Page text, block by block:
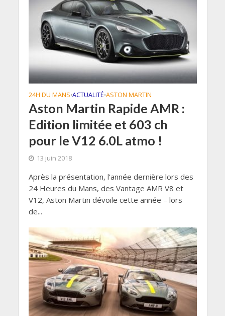
24H DU MANS•ACTUALITÉ•ASTON MARTIN
Aston Martin Rapide AMR :
Edition limitée et 603 ch
pour le V12 6.0L atmo !
13 juin 2018
Après la présentation, l’année dernière lors des
24 Heures du Mans, des Vantage AMR V8 et
V12, Aston Martin dévoile cette année – lors
de...